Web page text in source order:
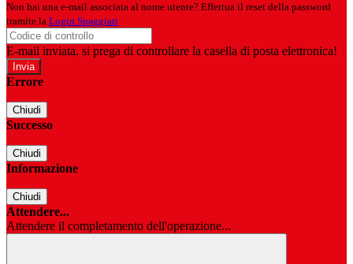
Non hai una e-mail associata al nome utente? Effettua il reset della password
tramite la Login Spaggiari
E-mail inviata, si prega di controllare la casella di posta elettronica!
Errore
Chiudi
Successo
Chiudi
Informazione
Chiudi
Attendere...
Attendere il completamento dell'operazione...